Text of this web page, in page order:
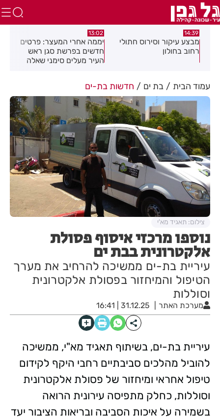
חתולי
יממה אחרי המעצר: פרטים
חדשים בפרשת סגן ראש
העיר מעלים סימני שאלה
"קאמפ בהדרים":
ברחובות - סוגרים את
בקמפינג עירוני לכל
עמוד הבית בת ים חדשות בת-ים
נוספו מרכזי איסוף פסולת
אלקטרונית בבת ים
עיריית בת-ים ממשיכה להרחיב את מערך
הטיפול והמיחזור בפסולת אלקטרונית
וסוללות
מערכת האתר 31.12.25 | 16:41
צילום: תאגיד מא'י
עיריית בת-ים, בשיתוף תאגיד מא"י, ממשיכה
להוביל מהלכים סביבתיים רחבי היקף לקידום
טיפול אחראי ומיחזור של פסולת אלקטרונית
וסוללות, כחלק מתפיסה עירונית הרואה
בשמירה על איכות הסביבה ובריאות הציבור יעד